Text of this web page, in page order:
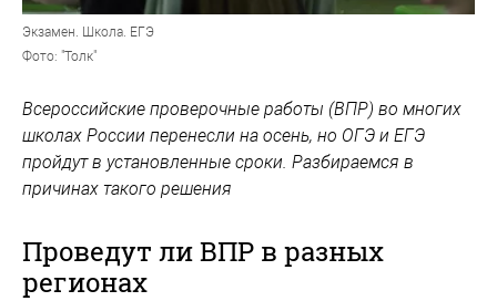
Экзамен. Школа. ЕГЭ
Фото: "Толк"
Всероссийские проверочные работы (ВПР) во многих
школах России перенесли на осень, но ОГЭ и ЕГЭ
пройдут в установленные сроки. Разбираемся в
причинах такого решения
Проведут ли ВПР в разных
регионах